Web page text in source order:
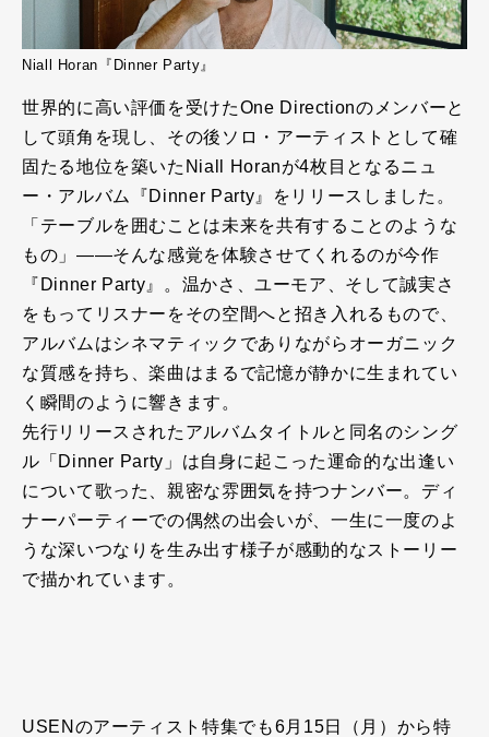
Niall Horan『Dinner Party』
世界的に高い評価を受けたOne Directionのメンバーと
して頭角を現し、その後ソロ・アーティストとして確
固たる地位を築いたNiall Horanが4枚目となるニュ
ー・アルバム『Dinner Party』をリリースしました。
「テーブルを囲むことは未来を共有することのような
もの」――そんな感覚を体験させてくれるのが今作
『Dinner Party』。温かさ、ユーモア、そして誠実さ
をもってリスナーをその空間へと招き入れるもので、
アルバムはシネマティックでありながらオーガニック
な質感を持ち、楽曲はまるで記憶が静かに生まれてい
く瞬間のように響きます。
先行リリースされたアルバムタイトルと同名のシング
ル「Dinner Party」は自身に起こった運命的な出逢い
について歌った、親密な雰囲気を持つナンバー。ディ
ナーパーティーでの偶然の出会いが、一生に一度のよ
うな深いつなりを生み出す様子が感動的なストーリー
で描かれています。
USENのアーティスト特集でも6月15日（月）から特